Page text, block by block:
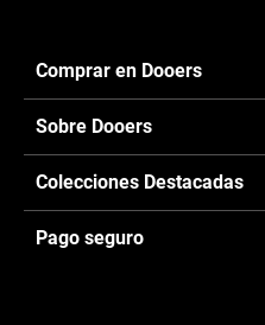
Comprar en Dooers
Sobre Dooers
Colecciones Destacadas
Pago seguro